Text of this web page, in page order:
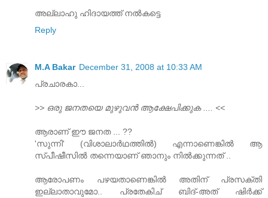
അല്ലാഹു ഹിദായത്ത്‌ നല്‍കട്ടെ
Reply
M.A Bakar December 31, 2008 at 10:33 AM
പ്രചാരകാ...
>> ഒരു ജനതയെ മുഴുവന്‍ ആക്ഷേപിക്കുക .... <<
ആരാണ് ഈ ജനത ... ??
'സുന്നി' (വിശാലാര്‍ഥത്തില്‍) എന്നാണെങ്കില്‍ ആ
സ്പീഷീസില്‍ തന്നെയാണ് ഞാനും നില്‍ക്കുന്നത്‌ ..
ആരോപണം പഴയതാണെങ്കില്‍ അതിന് പ്രസക്തി
ഇല്ലാതാവുമോ.. പ്രതേകിച് ബിദ്-അത്‌ ഷിര്‍ക്ക്‌